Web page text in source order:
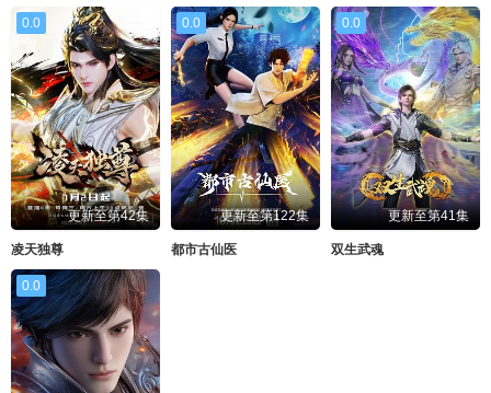
0.0
更新至第42集
凌天独尊
0.0
更新至第122集
都市古仙医
0.0
更新至第41集
双生武魂
0.0